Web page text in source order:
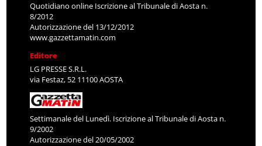
Quotidiano online Iscrizione al Tribunale di Aosta n.
8/2012
Autorizzazione del 13/12/2012
www.gazzettamatin.com
Editore
LG PRESSE S.R.L.
via Festaz, 52 11100 AOSTA
Settimanale del Lunedì. Iscrizione al Tribunale di Aosta n.
9/2002
Autorizzazione del 20/05/2002